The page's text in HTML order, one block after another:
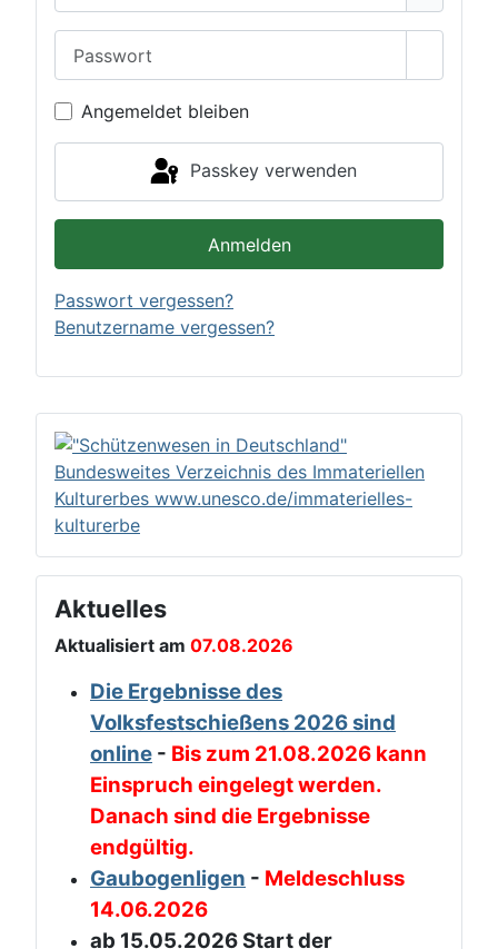
Aktuelles
Aktualisiert am 07.08.2026
Die Ergebnisse des
Volksfestschießens 2026 sind
online - Bis zum 21.08.2026 kann
Einspruch eingelegt werden.
Danach sind die Ergebnisse
endgültig.
Gaubogenligen - Meldeschluss
14.06.2026
ab 15.05.2026 Start der
Angemeldet bleiben
Passkey verwenden
Anmelden
Passwort vergessen?
Benutzername vergessen?